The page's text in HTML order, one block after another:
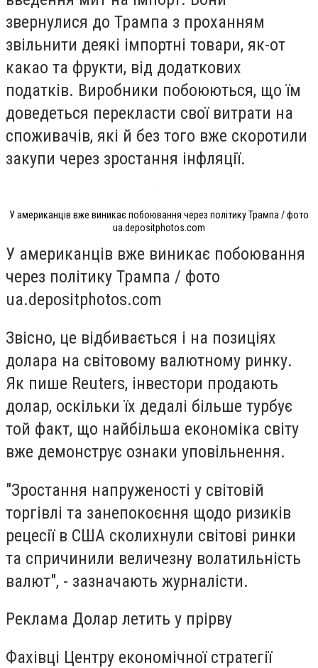
звернулися до Трампа з проханням
звільнити деякі імпортні товари, як-от
какао та фрукти, від додаткових
податків. Виробники побоюються, що їм
доведеться перекласти свої витрати на
споживачів, які й без того вже скоротили
закупи через зростання інфляції.
У американців вже виникає побоювання через політику Трампа / фото
ua.depositphotos.com
У американців вже виникає побоювання
через політику Трампа / фото
ua.depositphotos.com
Звісно, це відбивається і на позиціях
долара на світовому валютному ринку.
Як пише Reuters, інвестори продають
долар, оскільки їх дедалі більше турбує
той факт, що найбільша економіка світу
вже демонструє ознаки уповільнення.
"Зростання напруженості у світовій
торгівлі та занепокоєння щодо ризиків
рецесії в США сколихнули світові ринки
та спричинили величезну волатильність
валют", - зазначають журналісти.
Реклама Долар летить у прірву
Фахівці Центру економічної стратегії